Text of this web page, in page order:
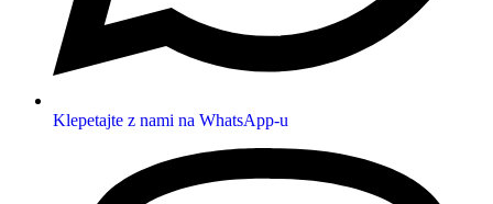
Klepetajte z nami na WhatsApp-u